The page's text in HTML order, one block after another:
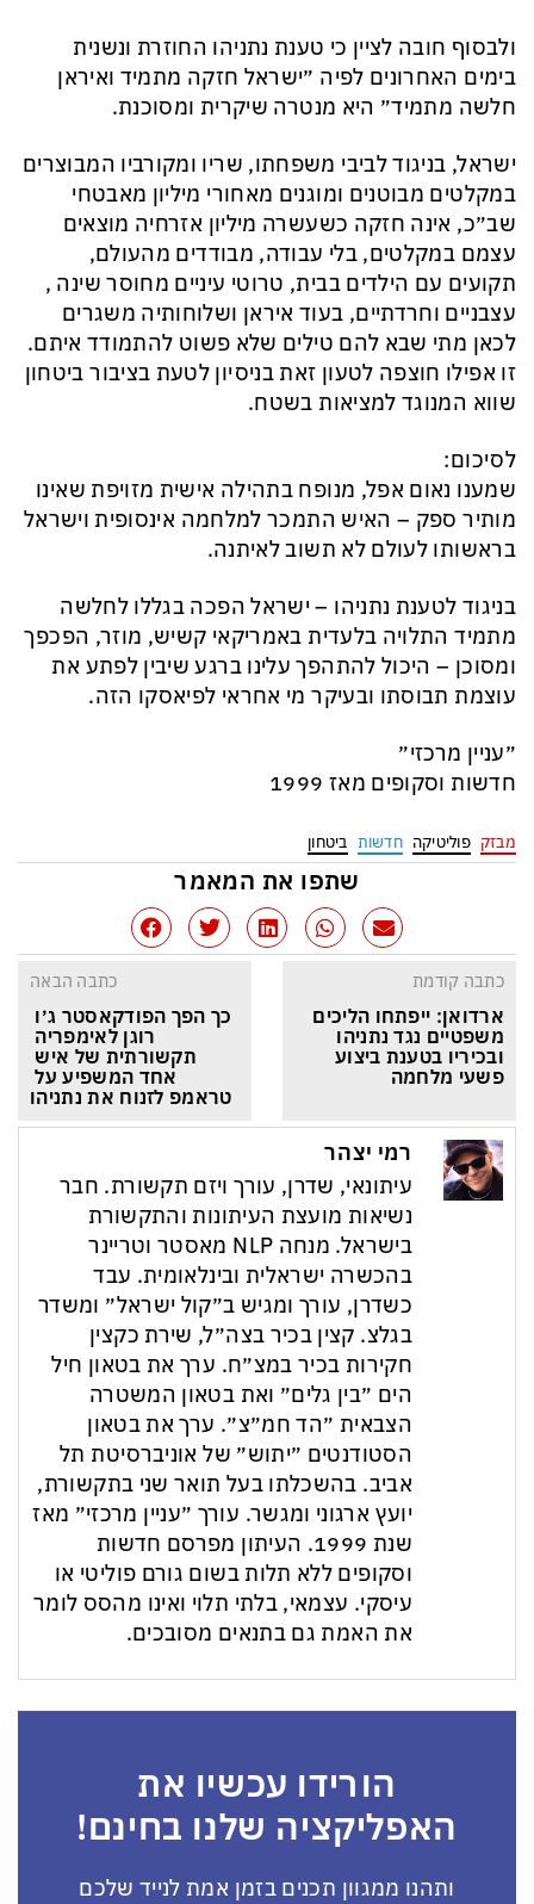
ולבסוף חובה לציין כי טענת נתניהו החוזרת ונשנית
בימים האחרונים לפיה ״ישראל חזקה מתמיד ואיראן
חלשה מתמיד״ היא מנטרה שיקרית ומסוכנת.
ישראל, בניגוד לביבי משפחתו, שריו ומקורביו המבוצרים
במקלטים מבוטנים ומוגנים מאחורי מיליון מאבטחי
שב״כ, אינה חזקה כשעשרה מיליון אזרחיה מוצאים
עצמם במקלטים, בלי עבודה, מבודדים מהעולם,
תקועים עם הילדים בבית, טרוטי עיניים מחוסר שינה ,
עצבניים וחרדתיים, בעוד איראן ושלוחותיה משגרים
לכאן מתי שבא להם טילים שלא פשוט להתמודד איתם.
זו אפילו חוצפה לטעון זאת בניסיון לטעת בציבור ביטחון
שווא המנוגד למציאות בשטח.
לסיכום:
שמענו נאום אפל, מנופח בתהילה אישית מזויפת שאינו
מותיר ספק – האיש התמכר למלחמה אינסופית וישראל
בראשותו לעולם לא תשוב לאיתנה.
בניגוד לטענת נתניהו – ישראל הפכה בגללו לחלשה
מתמיד התלויה בלעדית באמריקאי קשיש, מוזר, הפכפך
ומסוכן – היכול להתהפך עלינו ברגע שיבין לפתע את
עוצמת תבוסתו ובעיקר מי אחראי לפיאסקו הזה.
״עניין מרכזי״
חדשות וסקופים מאז 1999
מבזק פוליטיקה חדשות ביטחון
שתפו את המאמר
כתבה קודמת
ארדואן: ייפתחו הליכים
משפטיים נגד נתניהו
ובכיריו בטענת ביצוע
פשעי מלחמה
כתבה הבאה
כך הפך הפודקאסטר ג׳ו
רוגן לאימפריה
תקשורתית של איש
אחד המשפיע על
טראמפ לזנוח את נתניהו
רמי יצהר
עיתונאי, שדרן, עורך ויזם תקשורת. חבר
נשיאות מועצת העיתונות והתקשורת
בישראל. מנחה NLP מאסטר וטריינר
בהכשרה ישראלית ובינלאומית. עבד
כשדרן, עורך ומגיש ב״קול ישראל״ ומשדר
בגלצ. קצין בכיר בצה״ל, שירת כקצין
חקירות בכיר במצ״ח. ערך את בטאון חיל
הים ״בין גלים״ ואת בטאון המשטרה
הצבאית ״הד חמ״צ״. ערך את בטאון
הסטודנטים ״יתוש״ של אוניברסיטת תל
אביב. בהשכלתו בעל תואר שני בתקשורת,
יועץ ארגוני ומגשר. עורך ״עניין מרכזי״ מאז
שנת 1999. העיתון מפרסם חדשות
וסקופים ללא תלות בשום גורם פוליטי או
עיסקי. עצמאי, בלתי תלוי ואינו מהסס לומר
את האמת גם בתנאים מסובכים.
הורידו עכשיו את
האפליקציה שלנו בחינם!
ותהנו ממגוון תכנים בזמן אמת לנייד שלכם